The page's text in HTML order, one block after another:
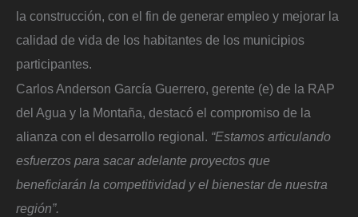
la construcción, con el fin de generar empleo y mejorar la
calidad de vida de los habitantes de los municipios
participantes.
Carlos Anderson García Guerrero, gerente (e) de la RAP
del Agua y la Montaña, destacó el compromiso de la
alianza con el desarrollo regional. “Estamos articulando
esfuerzos para sacar adelante proyectos que
beneficiarán la competitividad y el bienestar de nuestra
región”.